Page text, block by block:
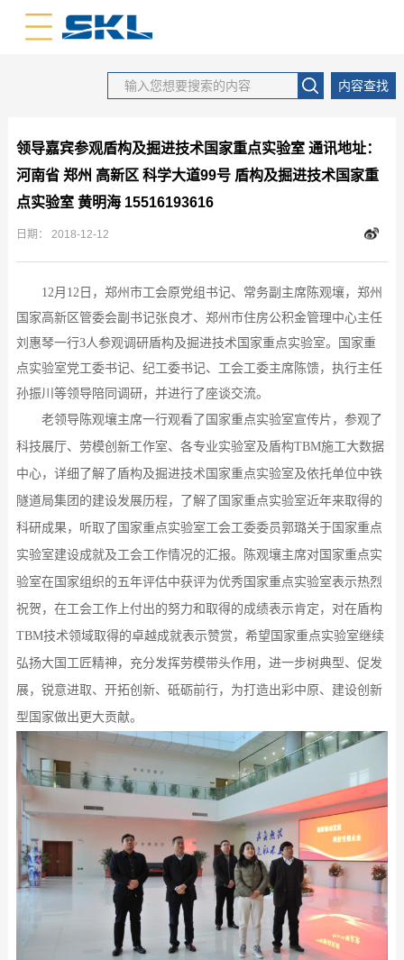
中文版 英文版
内容查找
领导嘉宾参观盾构及掘进技术国家重点实验室 通讯地址：
河南省 郑州 高新区 科学大道99号 盾构及掘进技术国家重
点实验室 黄明海 15516193616
日期： 2018-12-12
12月12日，郑州市工会原党组书记、常务副主席陈观壤，郑州
国家高新区管委会副书记张良才、郑州市住房公积金管理中心主任
刘惠琴一行3人参观调研盾构及掘进技术国家重点实验室。国家重
点实验室党工委书记、纪工委书记、工会工委主席陈馈，执行主任
孙振川等领导陪同调研，并进行了座谈交流。
老领导陈观壤主席一行观看了国家重点实验室宣传片，参观了
科技展厅、劳模创新工作室、各专业实验室及盾构TBM施工大数据
中心，详细了解了盾构及掘进技术国家重点实验室及依托单位中铁
隧道局集团的建设发展历程，了解了国家重点实验室近年来取得的
科研成果，听取了国家重点实验室工会工委委员郭璐关于国家重点
实验室建设成就及工会工作情况的汇报。陈观壤主席对国家重点实
验室在国家组织的五年评估中获评为优秀国家重点实验室表示热烈
祝贺，在工会工作上付出的努力和取得的成绩表示肯定，对在盾构
TBM技术领域取得的卓越成就表示赞赏，希望国家重点实验室继续
弘扬大国工匠精神，充分发挥劳模带头作用，进一步树典型、促发
展，锐意进取、开拓创新、砥砺前行，为打造出彩中原、建设创新
型国家做出更大贡献。